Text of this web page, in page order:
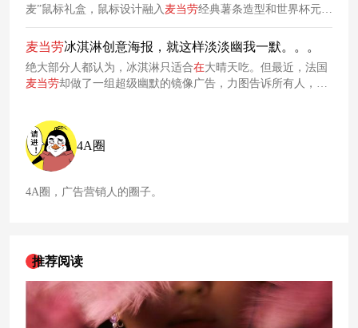
麦”鼠标礼盒，鼠标设计融入 麦当劳经典薯条造型和世界杯元
素，搭配绿色球场鼠标垫，兼具实用性和环保意义，玩出不一
样的环保营销。
麦当劳冰淇淋创意海报，就这样淡淡幽我一默。。。
绝大部分人都认为，冰淇淋只适合在大晴天吃。但最近，法国
麦当劳却做了一组超级幽默的镜像广告，力图告诉所有人，任
4A圈
4A圈，广告营销人的圈子。
推荐阅读